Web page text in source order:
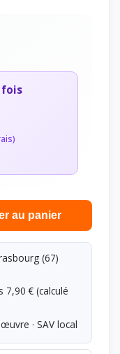
fois
au panier
(67)
7,90 € (calculé
· SAV local